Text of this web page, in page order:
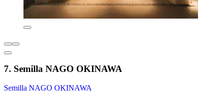
7. Semilla NAGO OKINAWA
Semilla NAGO OKINAWA